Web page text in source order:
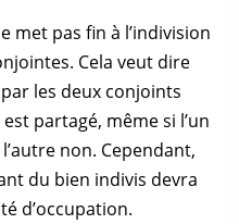
met pas fin à l’indivision
Cela veut dire
les deux conjoints
partagé, même si l’un
non. Cependant,
du bien indivis devra
d’occupation.